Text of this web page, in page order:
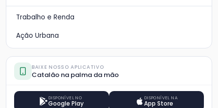
Trabalho e Renda
Ação Urbana
BAIXE NOSSO APLICATIVO
Catalão na palma da mão
DISPONÍVEL NO
Google Play
DISPONÍVEL NA
App Store